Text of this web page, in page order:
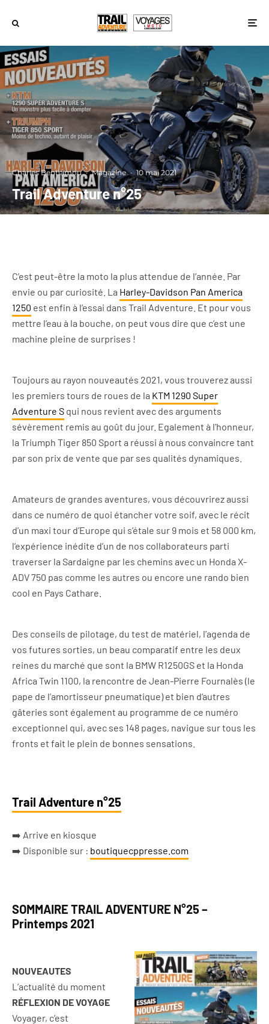
Charles Benhamou · Magazine · 10 mai 2021
Trail Adventure n°25
C’est peut-être la moto la plus attendue de l’année. Par
envie ou par curiosité. La Harley-Davidson Pan America
1250 est enfin à l’essai dans Trail Adventure. Et pour vous
mettre l’eau à la bouche, on peut vous dire que c’est une
machine pleine de surprises !
Toujours au rayon nouveautés 2021, vous trouverez aussi
les premiers tours de roues de la KTM 1290 Super
Adventure S qui nous revient avec des arguments
sévèrement remis au goût du jour. Egalement à l’honneur,
la Triumph Tiger 850 Sport a réussi à nous convaincre tant
par son prix de vente que par ses qualités dynamiques.
Amateurs de grandes aventures, vous découvrirez aussi
dans ce numéro de quoi étancher votre soif, avec le récit
d’un maxi tour d’Europe qui s’étale sur 9 mois et 58 000 km,
l’expérience inédite d’un de nos collaborateurs parti
traverser la Sardaigne par les chemins avec un Honda X-
ADV 750 pas comme les autres ou encore une rando bien
cool en Pays Cathare.
Des conseils de pilotage, du test de matériel, l’agenda de
vos futures sorties, un beau comparatif entre les deux
reines du marché que sont la BMW R1250GS et la Honda
Africa Twin 1100, la rencontre de Jean-Pierre Fournalès (le
pape de l’amortisseur pneumatique) et bien d‘autres
gâteries sont également au programme de ce numéro
exceptionnel qui, avec ses 148 pages, navigue sur tous les
fronts et fait le plein de bonnes sensations.
Trail Adventure n°25
➡️ Arrive en kiosque
➡️ Disponible sur : boutiquecppresse.com
SOMMAIRE TRAIL ADVENTURE N°25 –
Printemps 2021
NOUVEAUTES
L’actualité du moment
RÉFLEXION DE VOYAGE
Voyager, c’est